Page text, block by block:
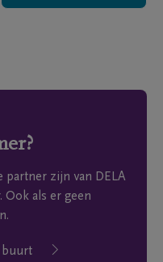
partner zijn van DELA
Ook als er geen
buurt